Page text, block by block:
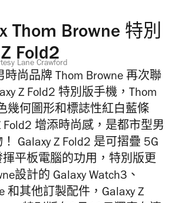
Thom Browne 特別
Fold2
Lane Crawford
時尚品牌 Thom Browne 再次聯
Z Fold2 特別版手機，Thom
幾何圖形和標誌性紅白藍條
Fold2 增添時尚感，是都市型男
Galaxy Z Fold2 是可摺疊 5G
平板電腦的功用，特別版更
設計的 Galaxy Watch3、
和其他訂製配件， Galaxy Z